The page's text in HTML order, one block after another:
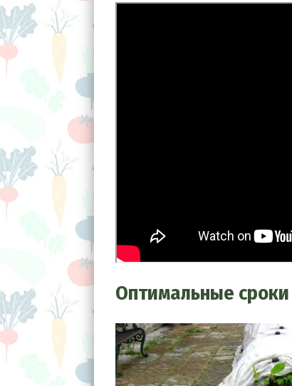
Оптимальные сроки